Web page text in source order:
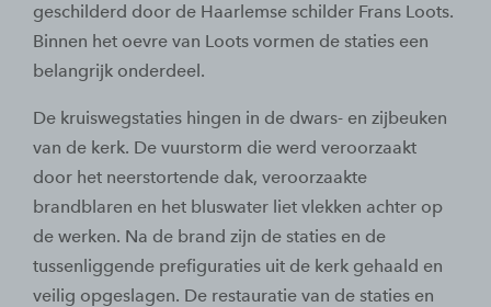
geschilderd door de Haarlemse schilder Frans Loots.
Binnen het oevre van Loots vormen de staties een
belangrijk onderdeel.
De kruiswegstaties hingen in de dwars- en zijbeuken
van de kerk. De vuurstorm die werd veroorzaakt
door het neer­stortende dak, veroorzaakte
brandblaren en het bluswater liet vlekken achter op
de werken. Na de brand zijn de staties en de
tussenliggende prefiguraties uit de kerk gehaald en
veilig opgeslagen. De restauratie van de staties en